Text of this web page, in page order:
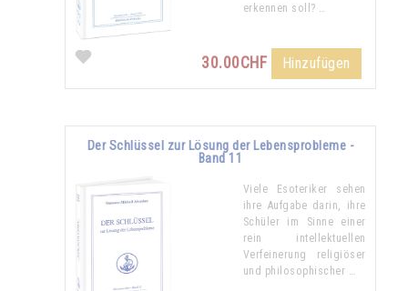
erkennen soll? …
30.00CHF Hinzufügen
Der Schlüssel zur Lösung der Lebensprobleme -
Band 11
Viele Esoteriker sehen
ihre Aufgabe darin, ihre
Schüler im Sinne einer
rein intellektuellen
Verfeinerung religiöser
und philosophischer …